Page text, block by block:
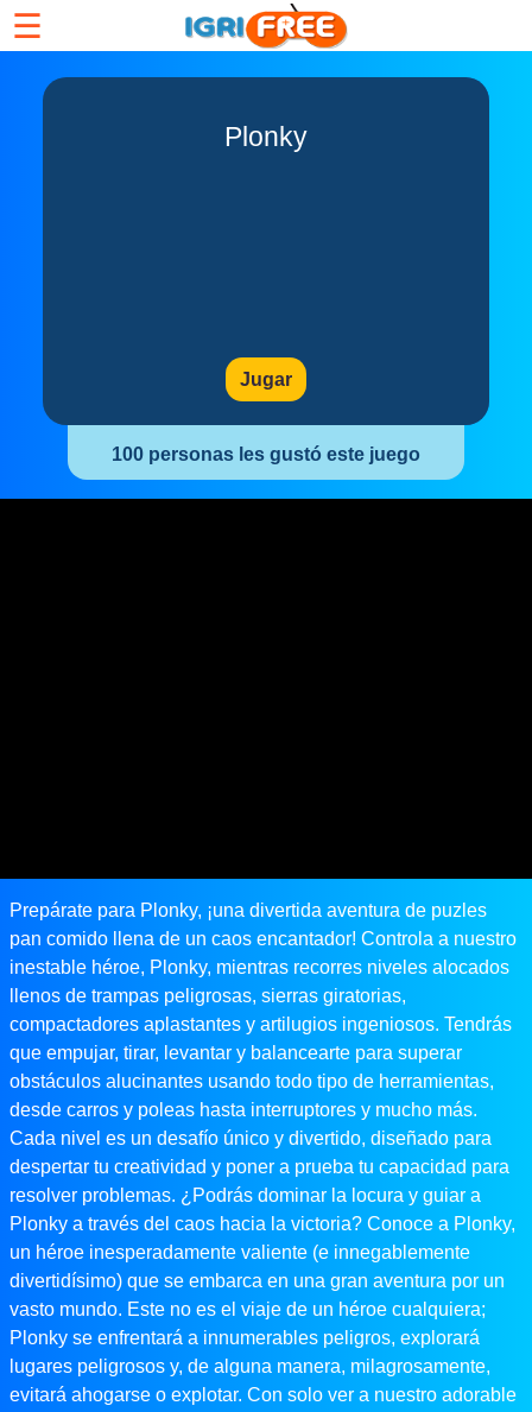
☰
Plonky
Jugar
100 personas les gustó este juego
Prepárate para Plonky, ¡una divertida aventura de puzles
pan comido llena de un caos encantador! Controla a nuestro
inestable héroe, Plonky, mientras recorres niveles alocados
llenos de trampas peligrosas, sierras giratorias,
compactadores aplastantes y artilugios ingeniosos. Tendrás
que empujar, tirar, levantar y balancearte para superar
obstáculos alucinantes usando todo tipo de herramientas,
desde carros y poleas hasta interruptores y mucho más.
Cada nivel es un desafío único y divertido, diseñado para
despertar tu creatividad y poner a prueba tu capacidad para
resolver problemas. ¿Podrás dominar la locura y guiar a
Plonky a través del caos hacia la victoria? Conoce a Plonky,
un héroe inesperadamente valiente (e innegablemente
divertidísimo) que se embarca en una gran aventura por un
vasto mundo. Este no es el viaje de un héroe cualquiera;
Plonky se enfrentará a innumerables peligros, explorará
lugares peligrosos y, de alguna manera, milagrosamente,
evitará ahogarse o explotar. Con solo ver a nuestro adorable